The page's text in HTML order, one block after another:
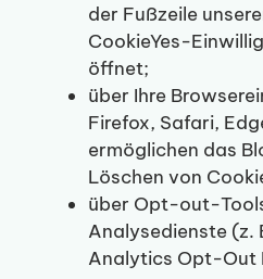
der Fußzeile
CookieYes-
öffnet;
über Ihre
Firefox, Safari,
ermöglichen das
Löschen von
über Opt-out-
Analysedienste (z.
Analytics Opt-